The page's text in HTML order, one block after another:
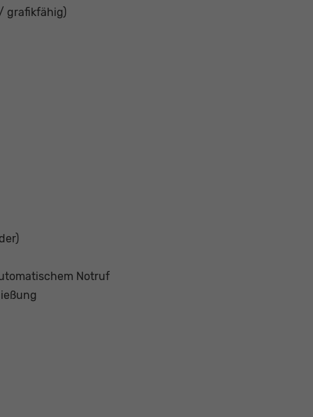
grafikfähig)
Notruf